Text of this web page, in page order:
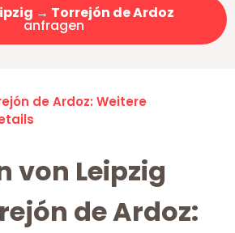
→ Torrejón de Ardoz
anfragen
de Ardoz: Weitere
von Leipzig
de Ardoz: